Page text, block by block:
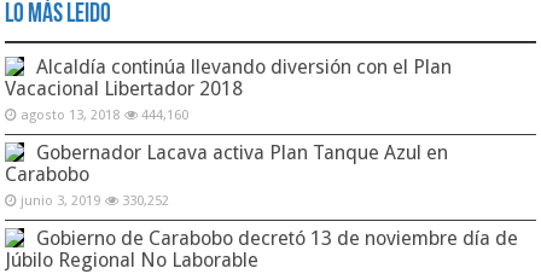
Lo Más Leido
Alcaldía continúa llevando diversión con el Plan
Vacacional Libertador 2018
agosto 13, 2018 444,160
Gobernador Lacava activa Plan Tanque Azul en
Carabobo
junio 3, 2019 330,252
Gobierno de Carabobo decretó 13 de noviembre día de
Júbilo Regional No Laborable